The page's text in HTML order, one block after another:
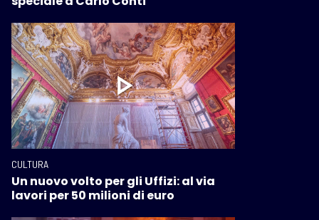
CULTURA
Un nuovo volto per gli Uffizi: al via
lavori per 50 milioni di euro